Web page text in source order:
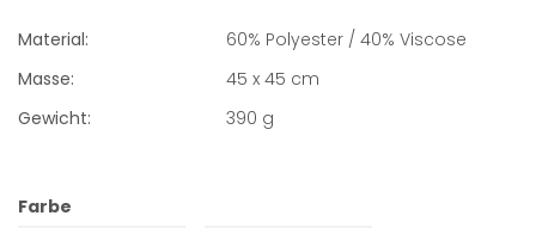
Material:
60% Polyester / 40% Viscose
Masse:
45 x 45 cm
Gewicht:
390 g
Farbe